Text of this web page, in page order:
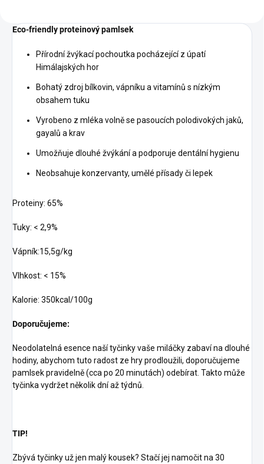
Eco-friendly proteinový pamlsek
Přírodní žvýkací pochoutka pocházející z úpatí
Himálajských hor
Bohatý zdroj bílkovin, vápníku a vitamínů s nízkým
obsahem tuku
Vyrobeno z mléka volně se pasoucích polodivokých jaků,
gayalů a krav
Umožňuje dlouhé žvýkání a podporuje dentální hygienu
Neobsahuje konzervanty, umělé přísady či lepek
Proteiny: 65%
Tuky: < 2,9%
Vápník:15,5g/kg
Vlhkost: < 15%
Kalorie: 350kcal/100g
Doporučujeme:
Neodolatelná esence naší tyčinky vaše miláčky zabaví na dlouhé
hodiny, abychom tuto radost ze hry prodloužili, doporučujeme
pamlsek pravidelně (cca po 20 minutách) odebírat. Takto může
tyčinka vydržet několik dní až týdnů.
TIP!
Zbývá tyčinky už jen malý kousek? Stačí jej namočit na 30